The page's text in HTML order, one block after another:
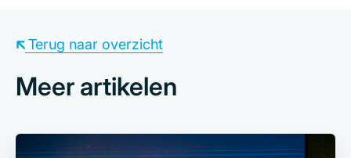
Meer artikelen
Terug naar overzicht